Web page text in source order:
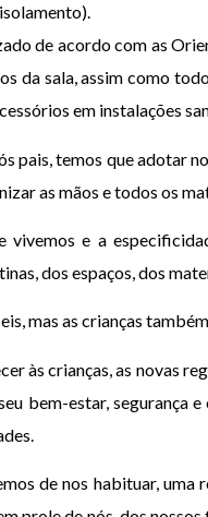
de acordo com as
da sala, assim como
em instalações
pais, temos que adotar
as mãos e todos os
vivemos e a
dos espaços, dos
mas as crianças
às crianças, as novas
bem-estar, segurança
de nos habituar,